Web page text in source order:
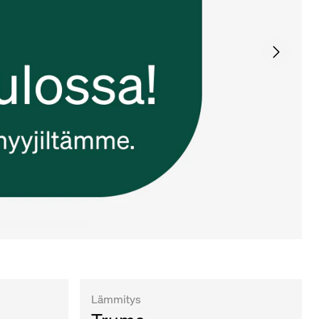
Lämmitys